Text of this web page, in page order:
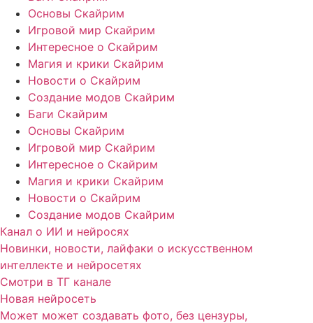
Основы Скайрим
Игровой мир Скайрим
Интересное о Скайрим
Магия и крики Скайрим
Новости о Скайрим
Создание модов Скайрим
Баги Скайрим
Основы Скайрим
Игровой мир Скайрим
Интересное о Скайрим
Магия и крики Скайрим
Новости о Скайрим
Создание модов Скайрим
Канал о ИИ и нейросях
Новинки, новости, лайфаки о искусственном
интеллекте и нейросетях
Смотри в ТГ канале
Новая нейросеть
Может может создавать фото, без цензуры,